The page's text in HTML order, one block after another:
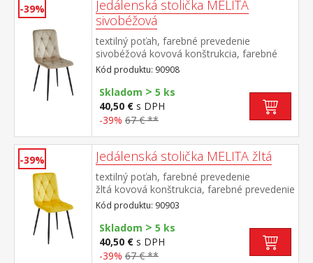
-39%
Jedálenská stolička MELITA
sivobéžová
textilný poťah, farebné prevedenie
sivobéžová kovová konštrukcia, farebné
prevedenie čierna výška sedu 50
cm odporúčaná nosnosť do 120 kg
Kód produktu: 90908
Skladom > 5 ks
40,50 € s DPH
-39% 67 € **
-39% Jedálenská stolička MELITA žltá
textilný poťah, farebné prevedenie
žltá kovová konštrukcia, farebné prevedenie
čierna výška sedu 50 cm odporúčaná
nosnosť do 120 kg
Kód produktu: 90903
Skladom > 5 ks
40,50 € s DPH
-39% 67 € **